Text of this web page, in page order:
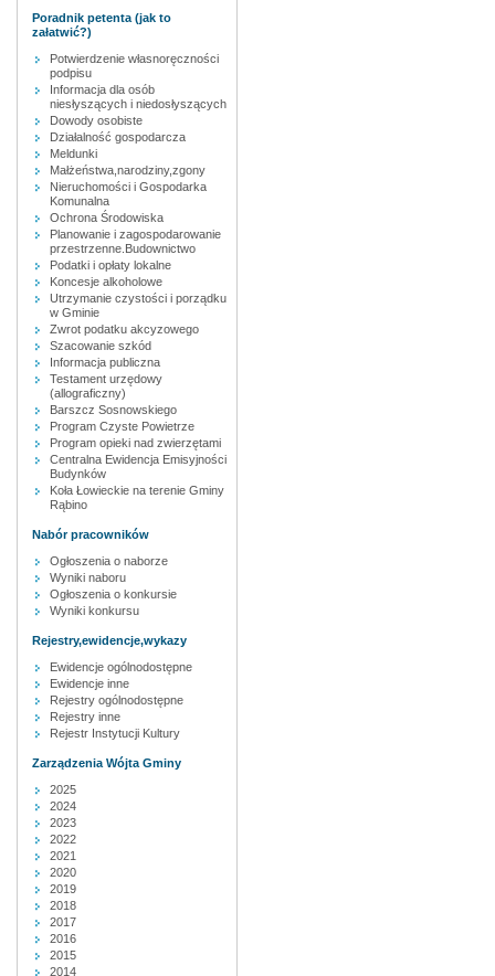
Poradnik petenta (jak to
załatwić?)
Potwierdzenie własnoręczności
podpisu
Informacja dla osób
niesłyszących i niedosłyszących
Dowody osobiste
Działalność gospodarcza
Meldunki
Małżeństwa,narodziny,zgony
Nieruchomości i Gospodarka
Komunalna
Ochrona Środowiska
Planowanie i zagospodarowanie
przestrzenne.Budownictwo
Podatki i opłaty lokalne
Koncesje alkoholowe
Utrzymanie czystości i porządku
w Gminie
Zwrot podatku akcyzowego
Szacowanie szkód
Informacja publiczna
Testament urzędowy
(allograficzny)
Barszcz Sosnowskiego
Program Czyste Powietrze
Program opieki nad zwierzętami
Centralna Ewidencja Emisyjności
Budynków
Koła Łowieckie na terenie Gminy
Rąbino
Nabór pracowników
Ogłoszenia o naborze
Wyniki naboru
Ogłoszenia o konkursie
Wyniki konkursu
Rejestry,ewidencje,wykazy
Ewidencje ogólnodostępne
Ewidencje inne
Rejestry ogólnodostępne
Rejestry inne
Rejestr Instytucji Kultury
Zarządzenia Wójta Gminy
2025
2024
2023
2022
2021
2020
2019
2018
2017
2016
2015
2014